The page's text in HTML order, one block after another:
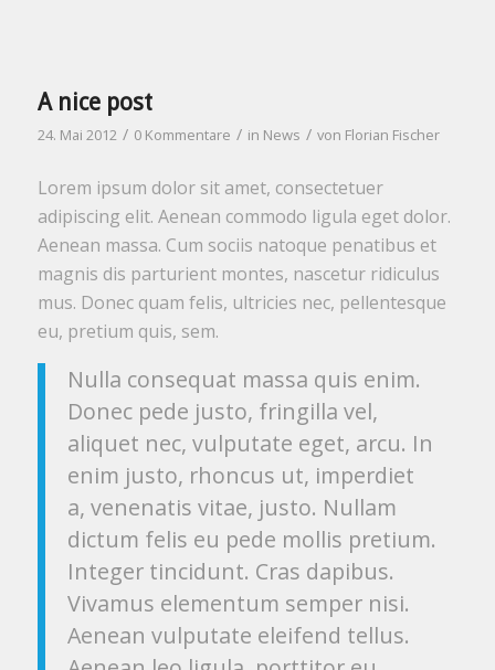
A nice post
24. Mai 2012 / 0 Kommentare / in News / von Florian Fischer
Lorem ipsum dolor sit amet, consectetuer
adipiscing elit. Aenean commodo ligula eget dolor.
Aenean massa. Cum sociis natoque penatibus et
magnis dis parturient montes, nascetur ridiculus
mus. Donec quam felis, ultricies nec, pellentesque
eu, pretium quis, sem.
Nulla consequat massa quis enim.
Donec pede justo, fringilla vel,
aliquet nec, vulputate eget, arcu. In
enim justo, rhoncus ut, imperdiet
a, venenatis vitae, justo. Nullam
dictum felis eu pede mollis pretium.
Integer tincidunt. Cras dapibus.
Vivamus elementum semper nisi.
Aenean vulputate eleifend tellus.